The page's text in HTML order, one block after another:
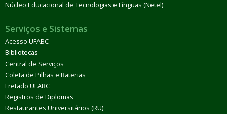
Núcleo Educacional de Tecnologias e Línguas (Netel)
Serviços e Sistemas
Acesso UFABC
Bibliotecas
Central de Serviços
Coleta de Pilhas e Baterias
Fretado UFABC
Registros de Diplomas
Restaurantes Universitários (RU)